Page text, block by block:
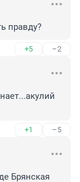
правду?
+5 –2
+1 –5
Брянская